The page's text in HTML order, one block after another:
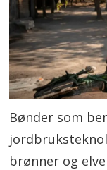
Bønder som
brønner og